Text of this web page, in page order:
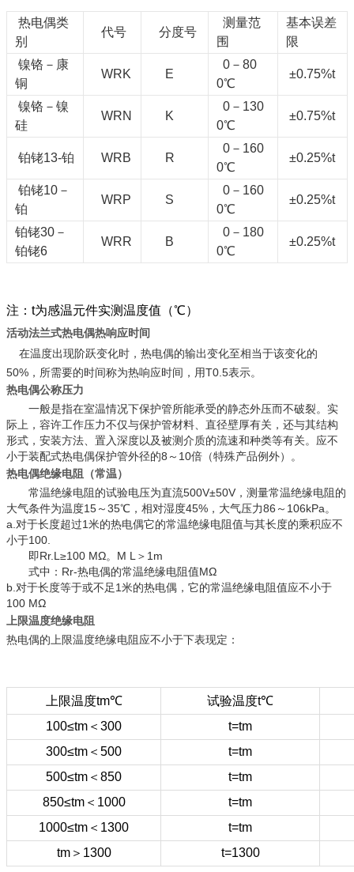
热电偶类
别
代号 分度号
测量范
围
基本误差
限
镍铬－康
铜
WRK E
0－80
0℃
±0.75%t
镍铬－镍
硅
WRN K
0－130
0℃
±0.75%t
铂铑13-铂 WRB R
0－160
0℃
±0.25%t
铂铑10－
铂
WRP S
0－160
0℃
±0.25%t
铂铑30－
铂铑6
WRR B
0－180
0℃
±0.25%t
注：t为感温元件实测温度值（℃）
活动法兰式热电偶热响应时间
在温度出现阶跃变化时，热电偶的输出变化至相当于该变化的
50%，所需要的时间称为热响应时间，用T0.5表示。
热电偶公称压力
一般是指在室温情况下保护管所能承受的静态外压而不破裂。实
际上，容许工作压力不仅与保护管材料、直径壁厚有关，还与其结构
形式，安装方法、置入深度以及被测介质的流速和种类等有关。应不
小于装配式热电偶保护管外径的8～10倍（特殊产品例外）。
热电偶绝缘电阻（常温）
常温绝缘电阻的试验电压为直流500V±50V，测量常温绝缘电阻的
大气条件为温度15～35℃，相对湿度45%，大气压力86～106kPa。
a.对于长度超过1米的热电偶它的常温绝缘电阻值与其长度的乘积应不
小于100.
即Rr.L≥100 MΩ。M L＞1m
式中：Rr-热电偶的常温绝缘电阻值MΩ
b.对于长度等于或不足1米的热电偶，它的常温绝缘电阻值应不小于
100 MΩ
上限温度绝缘电阻
热电偶的上限温度绝缘电阻应不小于下表现定：
上限温度tm℃
试验温度t℃
100≤tm＜300
t=tm
300≤tm＜500
t=tm
500≤tm＜850
t=tm
850≤tm＜1000
t=tm
1000≤tm＜1300
t=tm
tm＞1300
t=1300